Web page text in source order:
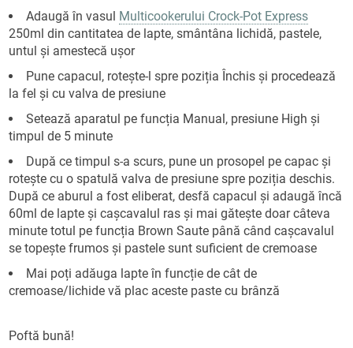
Adaugă în vasul Multicookerului Crock-Pot Express
250ml din cantitatea de lapte, smântâna lichidă, pastele,
untul și amestecă ușor
Pune capacul, rotește-l spre poziția Închis și procedează
la fel și cu valva de presiune
Setează aparatul pe funcția Manual, presiune High și
timpul de 5 minute
După ce timpul s-a scurs, pune un prosopel pe capac și
rotește cu o spatulă valva de presiune spre poziția deschis.
După ce aburul a fost eliberat, desfă capacul și adaugă încă
60ml de lapte și cașcavalul ras și mai gătește doar câteva
minute totul pe funcția Brown Saute până când cașcavalul
se topește frumos și pastele sunt suficient de cremoase
Mai poți adăuga lapte în funcție de cât de
cremoase/lichide vă plac aceste paste cu brânză
Poftă bună!